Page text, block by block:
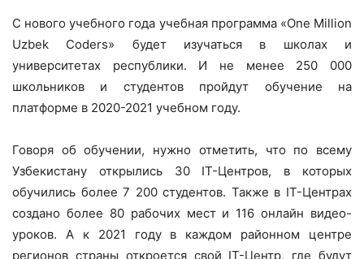
С нового учебного года учебная программа «One Million
Uzbek Coders» будет изучаться в школах и
университетах республики. И не менее 250 000
школьников и студентов пройдут обучение на
платформе в 2020-2021 учебном году.
Говоря об обучении, нужно отметить, что по всему
Узбекистану открылись 30 IT-Центров, в которых
обучились более 7 200 студентов. Также в IT-Центрах
создано более 80 рабочих мест и 116 онлайн видео-
уроков. А к 2021 году в каждом районном центре
регионов страны откроется свой IT-Центр, где будут